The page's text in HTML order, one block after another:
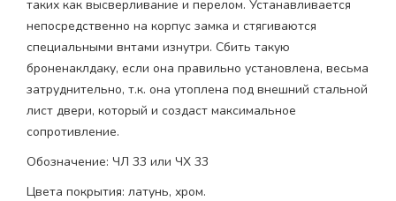
таких как высверливание и перелом. Устанавливается
непосредственно на корпус замка и стягиваются
специальными внтами изнутри. Сбить такую
броненаклдаку, если она правильно установлена, весьма
затруднительно, т.к. она утоплена под внешний стальной
лист двери, который и создаст максимальное
сопротивление.
Обозначение: ЧЛ 33 или ЧХ 33
Цвета покрытия: латунь, хром.